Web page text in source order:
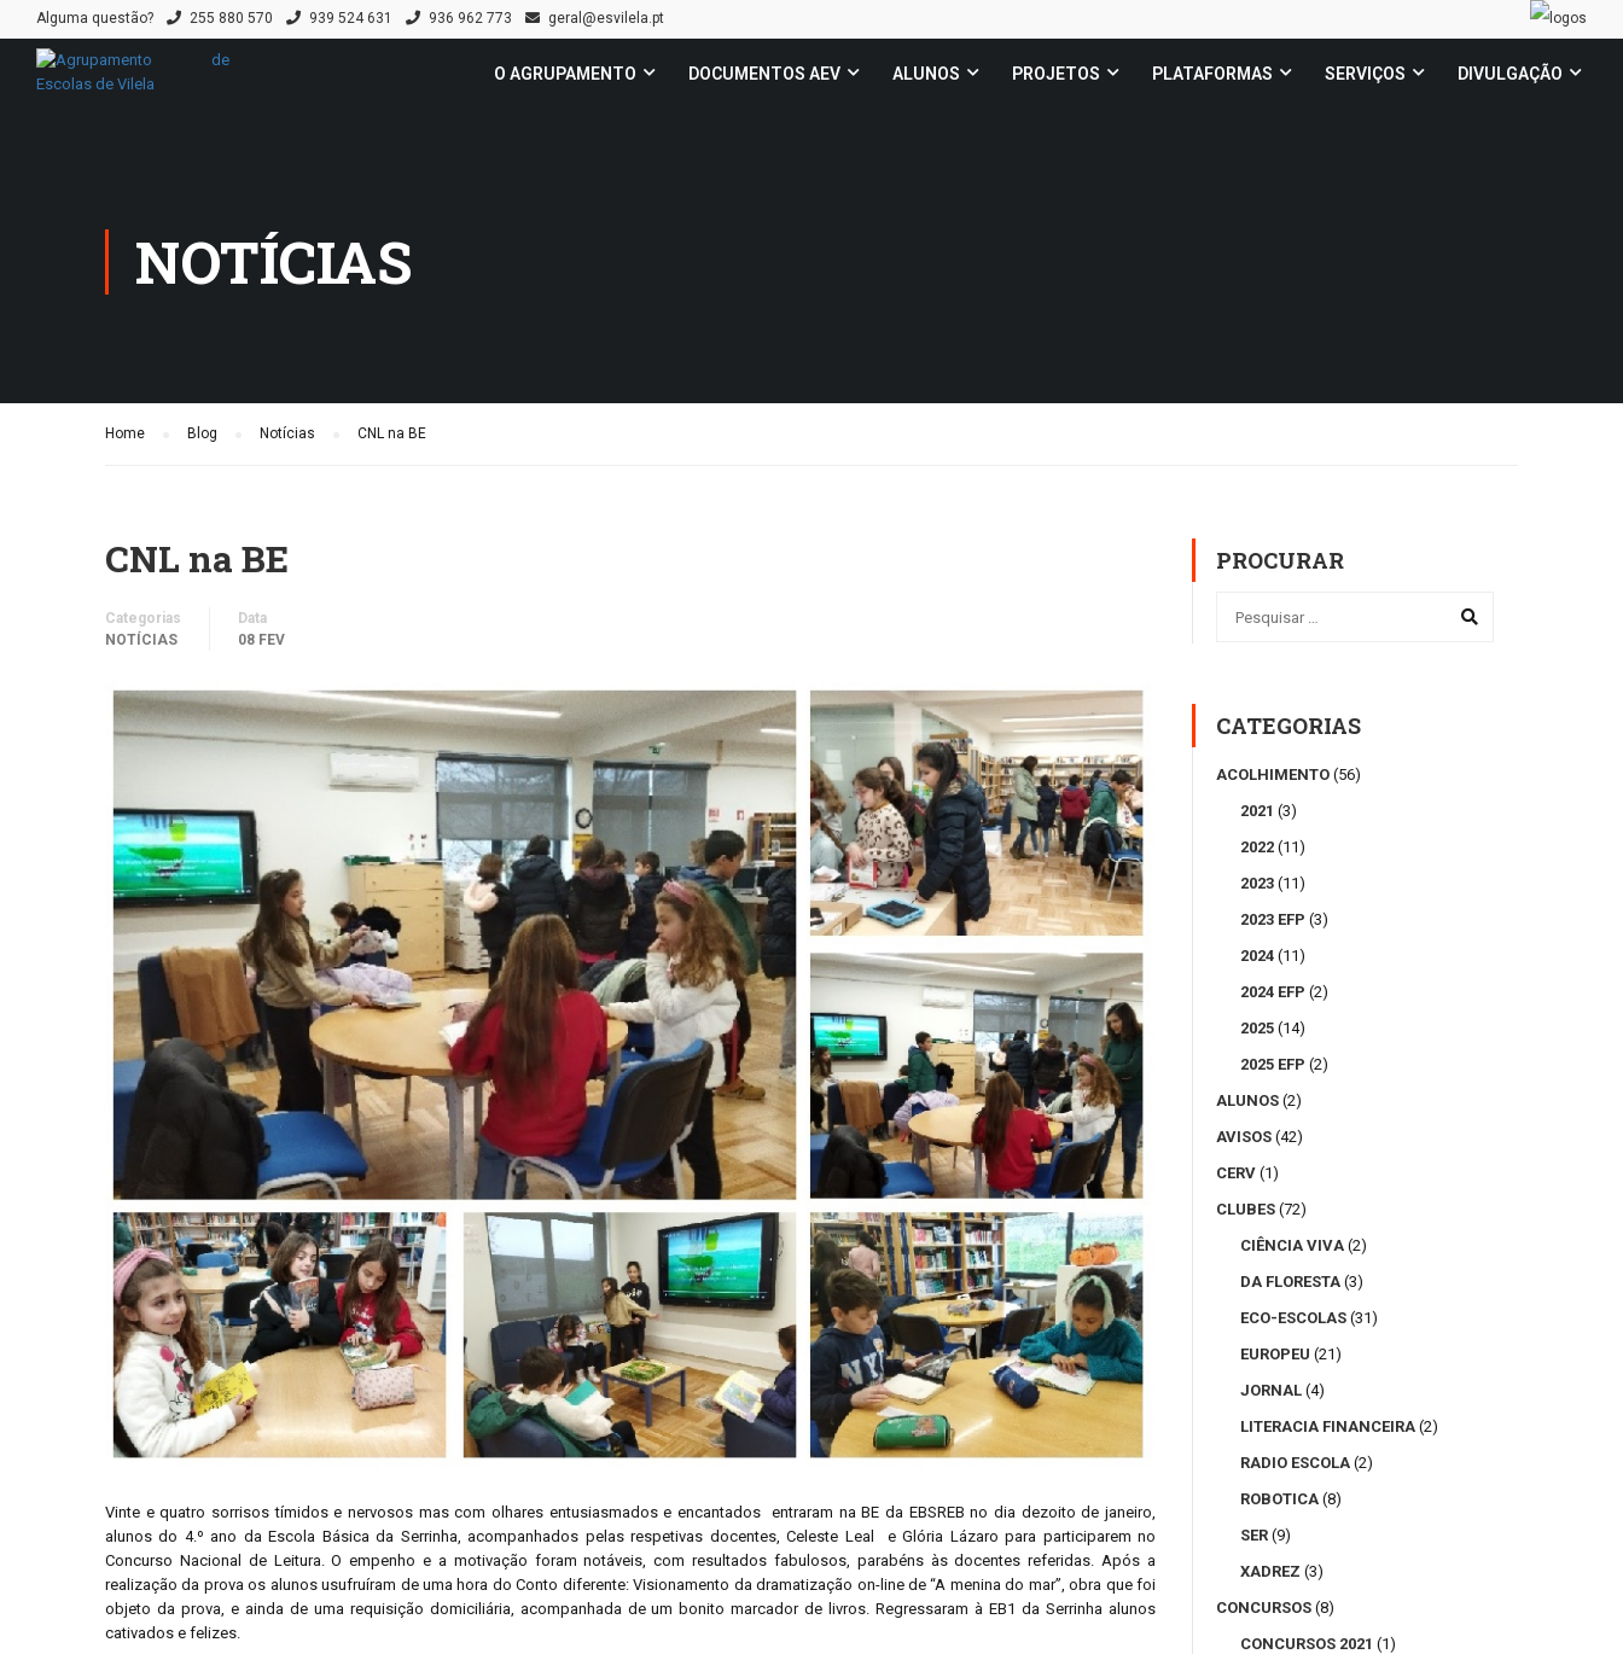
Alguma questão? 255 880 570 939 524 631 936 962 773 geral@esvilela.pt
O AGRUPAMENTO DOCUMENTOS AEV ALUNOS PROJETOS PLATAFORMAS SERVIÇOS DIVULGAÇÃO
NOTÍCIAS
Home Blog Notícias CNL na BE
CNL na BE
Categorias
NOTÍCIAS
Data
08 FEV
Vinte e quatro sorrisos tímidos e nervosos mas com olhares entusiasmados e encantados entraram na BE da EBSREB no dia dezoito de janeiro,
alunos do 4.º ano da Escola Básica da Serrinha, acompanhados pelas respetivas docentes, Celeste Leal e Glória Lázaro para participarem no
Concurso Nacional de Leitura. O empenho e a motivação foram notáveis, com resultados fabulosos, parabéns às docentes referidas. Após a
realização da prova os alunos usufruíram de uma hora do Conto diferente: Visionamento da dramatização on-line de “A menina do mar”, obra que foi
objeto da prova, e ainda de uma requisição domiciliária, acompanhada de um bonito marcador de livros. Regressaram à EB1 da Serrinha alunos
cativados e felizes.
PROCURAR
CATEGORIAS
ACOLHIMENTO (56)
2021 (3)
2022 (11)
2023 (11)
2023 EFP (3)
2024 (11)
2024 EFP (2)
2025 (14)
2025 EFP (2)
ALUNOS (2)
AVISOS (42)
CERV (1)
CLUBES (72)
CIÊNCIA VIVA (2)
DA FLORESTA (3)
ECO-ESCOLAS (31)
EUROPEU (21)
JORNAL (4)
LITERACIA FINANCEIRA (2)
RADIO ESCOLA (2)
ROBOTICA (8)
SER (9)
XADREZ (3)
CONCURSOS (8)
CONCURSOS 2021 (1)